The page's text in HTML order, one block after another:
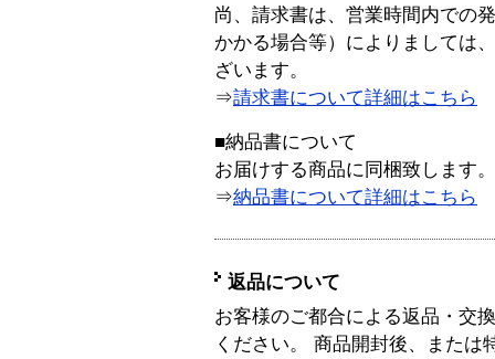
尚、請求書は、営業時間内での
かかる場合等）によりましては
ざいます。
⇒請求書について詳細はこちら
■納品書について
お届けする商品に同梱致します。
⇒納品書について詳細はこちら
返品について
お客様のご都合による返品・交
ください。 商品開封後、または